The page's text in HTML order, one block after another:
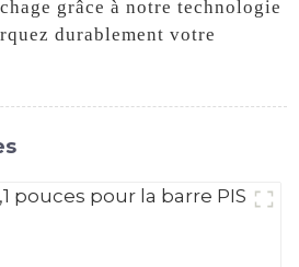
grâce à notre technologie
durablement votre